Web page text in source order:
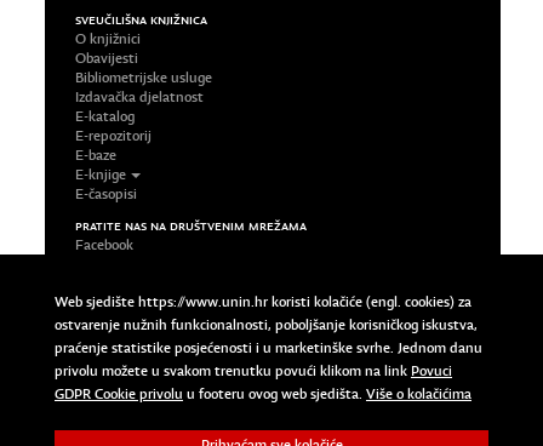
SVEUČILIŠNA KNJIŽNICA
O knjižnici
Obavijesti
Bibliometrijske usluge
Izdavačka djelatnost
E-katalog
E-repozitorij
E-baze
E-knjige
E-časopisi
PRATITE NAS NA DRUŠTVENIM MREŽAMA
Facebook
Twitter
Impressum
Uvjeti korištenja
Pravila privatnosti
Povuci GDPR Cookie privolu
Web sjedište https://www.unin.hr koristi kolačiće (engl. cookies) za
ostvarenje nužnih funkcionalnosti, poboljšanje korisničkog iskustva,
praćenje statistike posjećenosti i u marketinške svrhe. Jednom danu
privolu možete u svakom trenutku povući klikom na link Povuci
GDPR Cookie privolu u footeru ovog web sjedišta. Više o kolačićima